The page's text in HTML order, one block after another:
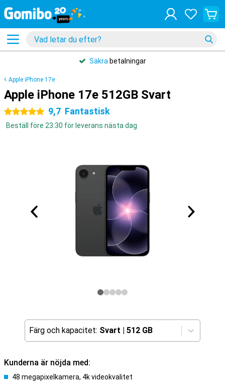
Säkra betalningar
Apple iPhone 17e
Apple iPhone 17e 512GB Svart
5 stjärnor 9,7 Fantastisk
Beställ före 23:30 för leverans nästa dag
Färg och kapacitet: Svart | 512 GB
Kunderna är nöjda med:
48 megapixelkamera, 4k videokvalitet